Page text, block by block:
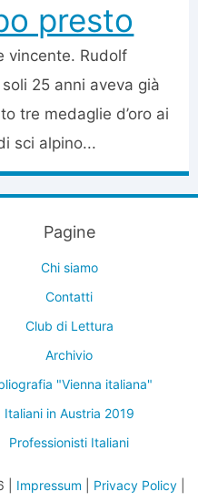
presto
vincente. Rudolf
25 anni aveva già
tre medaglie d’oro ai
sci alpino...
Pagine
Chi siamo
Contatti
Club di Lettura
Archivio
"Vienna italiana"
Italiani in Austria 2019
Professionisti Italiani
| Impressum Privacy Policy|